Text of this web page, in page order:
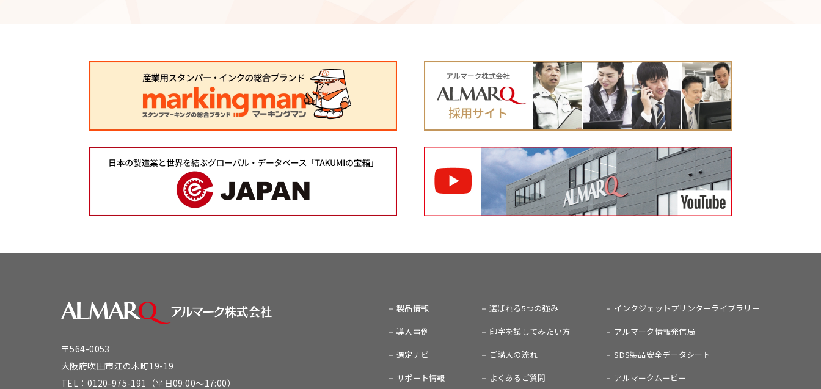
〒564-0053
大阪府吹田市江の木町19-19
TEL： 0120-975-191 （平日09:00～17:00）
製品情報
導入事例
選定ナビ
サポート情報
選ばれる5つの強み
印字を試してみたい方
ご購入の流れ
よくあるご質問
インクジェットプリンターライブラリー
アルマーク情報発信局
SDS製品安全データシート
アルマークムービー